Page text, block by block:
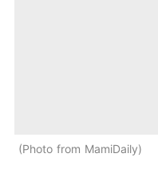
Photo from MamiDaily